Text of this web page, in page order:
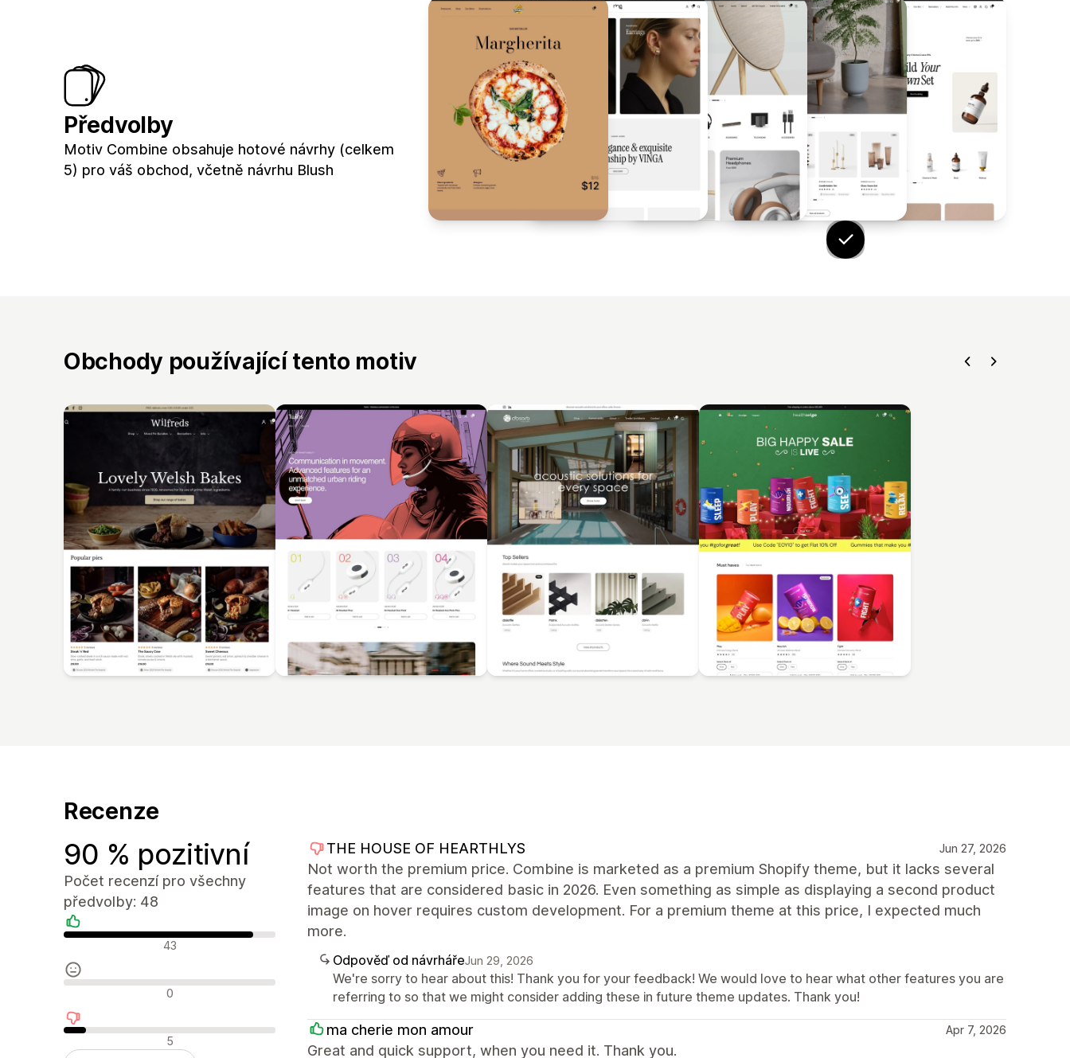
Předvolby
Motiv Combine obsahuje hotové návrhy (celkem
5) pro váš obchod, včetně návrhu Blush
Obchody používající tento motiv
Recenze
90 % pozitivní
Počet recenzí pro všechny
předvolby: 48
Pozitivní recenze43
Neutrální recenze0
Negativní recenze5
THE HOUSE OF HEARTHLYS Jun 27, 2026
Not worth the premium price. Combine is marketed as a premium Shopify theme, but it lacks several
features that are considered basic in 2026. Even something as simple as displaying a second product
image on hover requires custom development. For a premium theme at this price, I expected much
more.
Odpověď od návrhářeJun 29, 2026
We're sorry to hear about this! Thank you for your feedback! We would love to hear what other features you are
referring to so that we might consider adding these in future theme updates. Thank you!
ma cherie mon amour Apr 7, 2026
Great and quick support, when you need it. Thank you.